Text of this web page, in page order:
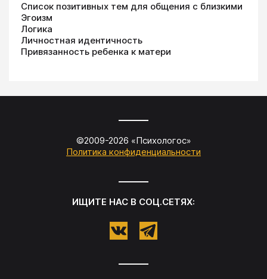
Список позитивных тем для общения с близкими
Эгоизм
Логика
Личностная идентичность
Привязанность ребенка к матери
©2009-2026 «Психологос»
Политика конфиденциальности
ИЩИТЕ НАС В СОЦ.СЕТЯХ: